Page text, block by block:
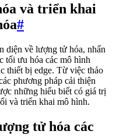
và triển khai
#
diện về lượng tử hóa, nhấn
tối ưu hóa các mô hình
thiết bị edge. Từ việc thảo
phương pháp cải thiện
những hiểu biết có giá trị
và triển khai mô hình.
tử hóa các